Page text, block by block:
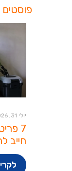
פוסטים
יולי 31, 2026
7
חייב